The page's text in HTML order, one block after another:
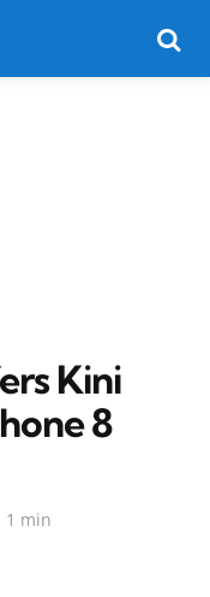
Kini
8
1 min